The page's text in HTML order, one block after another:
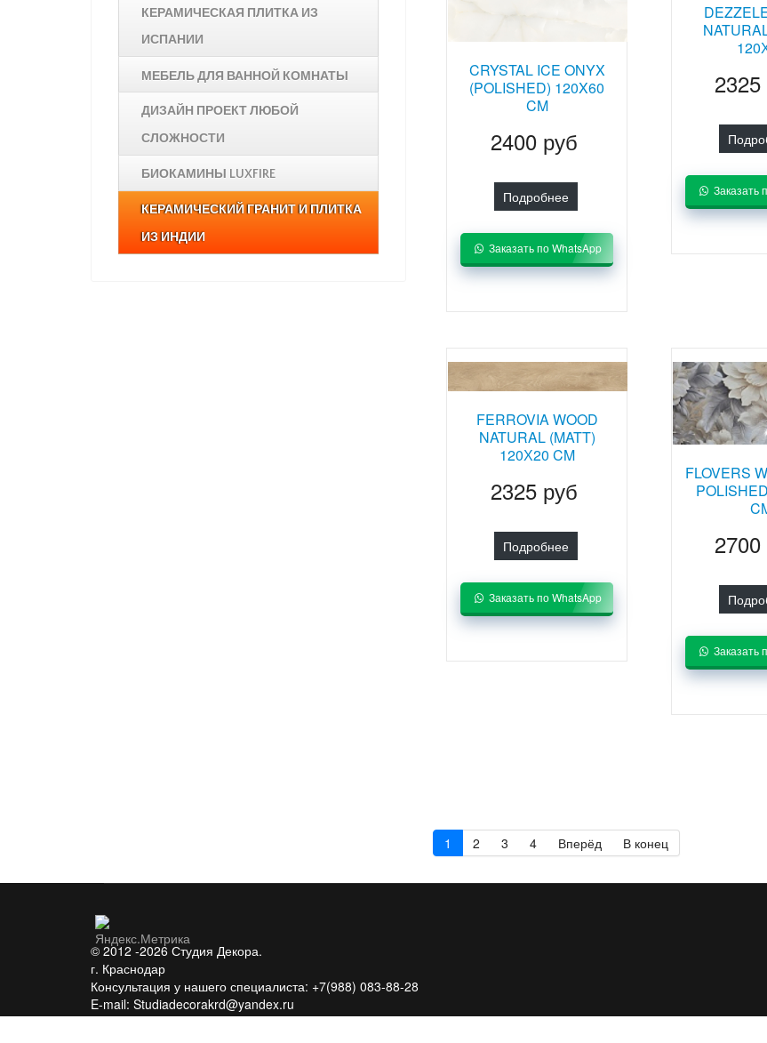
КЕРАМИЧЕСКАЯ ПЛИТКА ИЗ
ИСПАНИИ
МЕБЕЛЬ ДЛЯ ВАННОЙ КОМНАТЫ
ДИЗАЙН ПРОЕКТ ЛЮБОЙ
СЛОЖНОСТИ
БИОКАМИНЫ LUXFIRE
КЕРАМИЧЕСКИЙ ГРАНИТ И ПЛИТКА
ИЗ ИНДИИ
CRYSTAL ICE ONYX
(POLISHED) 120X60
CM
2400 руб
Подробнее
Заказать по WhatsApp
Заказать
FERROVIA WOOD
NATURAL (MATT)
120Х20 CM
2325 руб
Подробнее
Заказать по WhatsApp
FLOVERS
Заказать
1 2 3 4 Вперёд В конец
© 2012 -2026 Студия Декора.
г. Краснодар
Консультация у нашего специалиста: +7(988) 083-88-28
E-mail: Studiadecorakrd@yandex.ru